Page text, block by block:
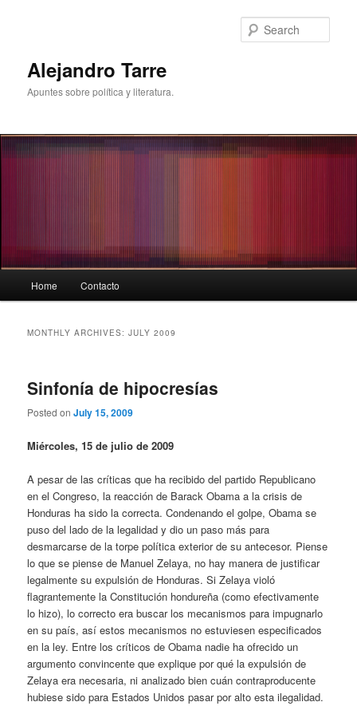
Alejandro Tarre
Apuntes sobre política y literatura.
Home Contacto
MONTHLY ARCHIVES:JULY 2009
Sinfonía de hipocresías
Posted onJuly 15, 2009
Miércoles, 15 de julio de 2009
A pesar de las críticas que ha recibido del partido Republicano
en el Congreso, la reacción de Barack Obama a la crisis de
Honduras ha sido la correcta. Condenando el golpe, Obama se
puso del lado de la legalidad y dio un paso más para
desmarcarse de la torpe política exterior de su antecesor. Piense
lo que se piense de Manuel Zelaya, no hay manera de justificar
legalmente su expulsión de Honduras. Si Zelaya violó
flagrantemente la Constitución hondureña (como efectivamente
lo hizo), lo correcto era buscar los mecanismos para impugnarlo
en su país, así estos mecanismos no estuviesen especificados
en la ley. Entre los críticos de Obama nadie ha ofrecido un
argumento convincente que explique por qué la expulsión de
Zelaya era necesaria, ni analizado bien cuán contraproducente
hubiese sido para Estados Unidos pasar por alto esta ilegalidad.